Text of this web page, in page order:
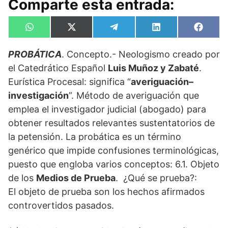
Comparte esta entrada:
Compartir
en
W
h
a
t
A
p
p
Compartir
en
X
(
w
i
t
t
e
r
)
Compartir
en
e
e
g
r
a
m
Compartir
en
L
i
k
d
I
n
en
F
a
e
PROBÁTICA. Concepto.- Neologismo creado por
el Catedrático Español Luis Muñoz y Zabaté.
Eurística Procesal: significa “averiguación–
investigación”. Método de averiguación que
emplea el investigador judicial (abogado) para
obtener resultados relevantes sustentatorios de
la petensión. La probática es un término
genérico que impide confusiones terminológicas,
puesto que engloba varios conceptos: 6.1. Objeto
de los Medios de Prueba. ¿Qué se prueba?:
El objeto de prueba son los hechos afirmados
controvertidos pasados.